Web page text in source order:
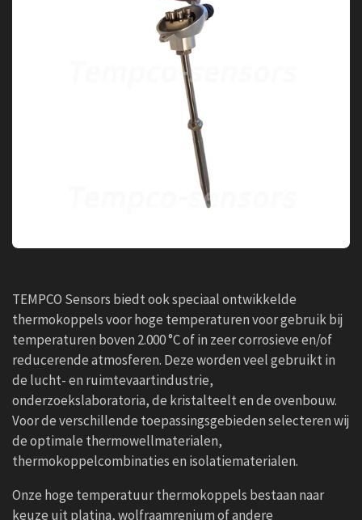
TEMPCO Sensors biedt ook speciaal ontwikkelde
thermokoppels voor hoge temperaturen voor gebruik bij
temperaturen boven 2.000 °C of in zeer corrosieve en/of
reducerende atmosferen. Deze worden veel gebruikt in
de lucht- en ruimtevaartindustrie,
onderzoekslaboratoria, de kristalteelt en de ovenbouw.
Voor de verschillende toepassingsgebieden selecteren wij
de optimale thermowellmaterialen,
thermokoppelcombinaties en isolatiematerialen.
Onze hoge temperatuur thermokoppels bestaan ​​naar
keuze uit platina, wolfraamrenium of andere